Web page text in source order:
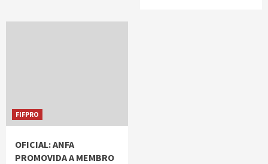
FIFPRO
OFICIAL: ANFA
PROMOVIDA A MEMBRO